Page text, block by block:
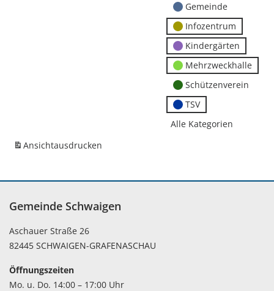
Gemeinde
Infozentrum
Kindergärten
Mehrzweckhalle
Schützenverein
TSV
Alle Kategorien
Ansichtausdrucken
Gemeinde Schwaigen
Aschauer Straße 26
82445 SCHWAIGEN-GRAFENASCHAU
Öffnungszeiten
Mo. u. Do. 14:00 – 17:00 Uhr